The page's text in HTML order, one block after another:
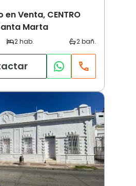
Venta, CENTRO
Marta